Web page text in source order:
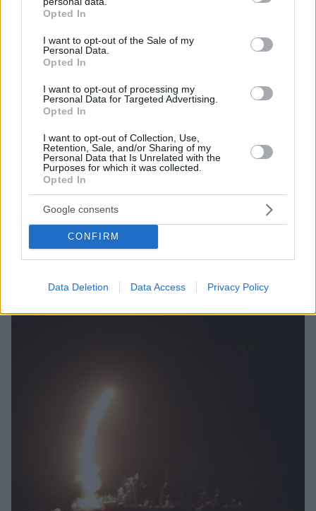
grant or deny consent to Google and its third-party tags to
use your data for below specified purposes in below Google
consent section.
Opted In
I want to opt-out of the Sale of my
Personal Data.
Opted In
I want to opt-out of processing my
Personal Data for Targeted Advertising.
Opted In
I want to opt-out of Collection, Use,
Retention, Sale, and/or Sharing of my
Personal Data that Is Unrelated with the
Purposes for which it was collected.
Opted In
Google consents
CONFIRM
Data Deletion Data Access Privacy Policy
ολοκληρωτικό πόλεμο, αλλά ούτε και μια
πολιτικά επώδυνη υποχώρηση. Όπως
επισημαίνουν, το αποτέλεσμα θα μπορούσε να
είναι μια παρατεταμένη κρίση ή ακόμη και ένας
αποφάσεις θα αναβάλλονται διαρκώς, ενώ η
ένταση θα παραμένει σε υψηλά επίπεδα.
Σχετικά Άρθρα
Ακολουθήστε τοprotothema.gr στο Google News
και μάθετε πρώτοι όλες τις ειδήσεις
Δείτε όλες τις τελευταίες
από την Ελλάδα
και τον Κόσμο, τη στιγμή που συμβαίνουν, στο
Protothema.gr